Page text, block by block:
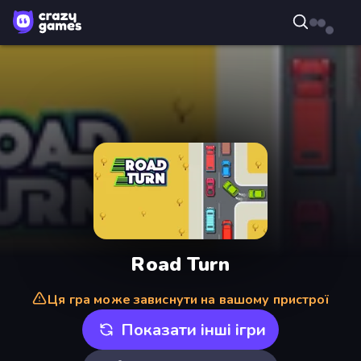
Road Turn
Ця гра може зависнути на вашому пристрої
Показати інші ігри